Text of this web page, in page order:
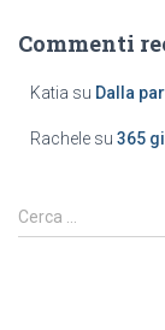
Commenti
Katia su Dalla
Rachele su 365
Cerca …